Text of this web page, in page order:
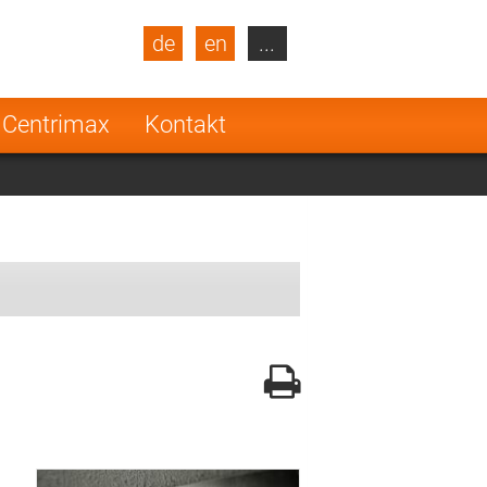
Centrimax Kontakt
de en
Turkey
Netherlands
...